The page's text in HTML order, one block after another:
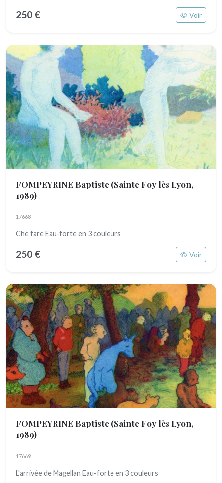
250 € Voir
FOMPEYRINE Baptiste (Sainte Foy lès Lyon,
1989)
17668
Che fare Eau-forte en 3 couleurs
250 € Voir
FOMPEYRINE Baptiste (Sainte Foy lès Lyon,
1989)
17669
L'arrivée de Magellan Eau-forte en 3 couleurs